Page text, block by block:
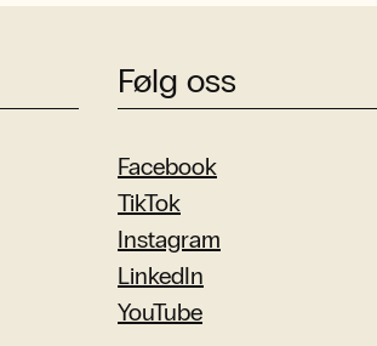
Følg oss
Facebook
TikTok
Instagram
LinkedIn
YouTube